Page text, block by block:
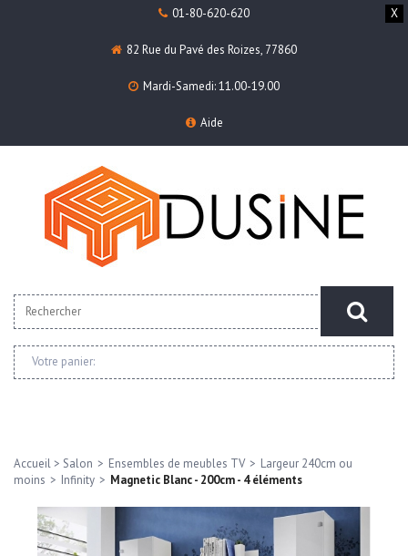
X
01-80-620-620
82 Rue du Pavé des Roizes, 77860
Mardi-Samedi: 11.00-19.00
Aide
Votre panier:
Accueil > Salon > Ensembles de meubles TV > Largeur 240cm ou
moins > Infinity > Magnetic Blanc - 200cm - 4 éléments